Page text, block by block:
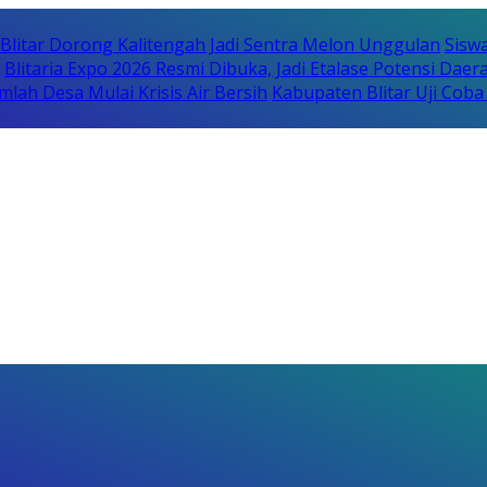
Dorong Kalitengah Jadi Sentra Melon Unggulan
Blitaria Expo 2026 Resmi Dibuka, Jadi Etalase Potensi
Desa Mulai Krisis Air Bersih Kabupaten Blitar Uji